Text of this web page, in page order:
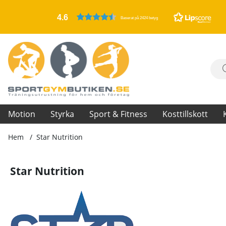
4.6 Baserat på 2424 betyg
Motion Styrka Sport & Fitness Kosttillskott
Hem Star Nutrition
Star Nutrition